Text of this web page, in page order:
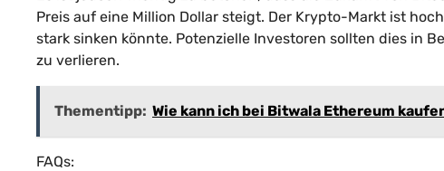
Preis auf eine Million Dollar steigt. Der Krypto-Markt ist
stark sinken könnte. Potenzielle Investoren sollten dies in
zu verlieren.
Thementipp: Wie kann ich bei Bitwala Ethereum
FAQs: